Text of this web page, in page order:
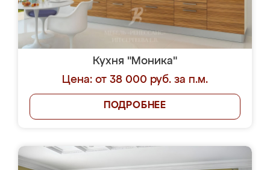
Кухня "Моника"
Цена: от 38 000 руб. за п.м.
ПОДРОБНЕЕ